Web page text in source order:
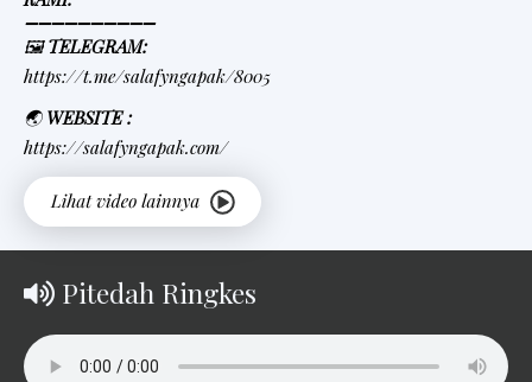
➖➖➖➖➖➖➖➖➖➖
🖼TELEGRAM:
https://t.me/salafyngapak/8005
🌏 WEBSITE :
https://salafyngapak.com/
Pitedah Ringkes